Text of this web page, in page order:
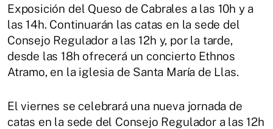
Exposición del Queso de Cabrales a las 10h y a
las 14h. Continuarán las catas en la sede del
Consejo Regulador a las 12h y, por la tarde,
desde las 18h ofrecerá un concierto Ethnos
Atramo, en la iglesia de Santa María de Llas.
El viernes se celebrará una nueva jornada de
catas en la sede del Consejo Regulador a las 12h